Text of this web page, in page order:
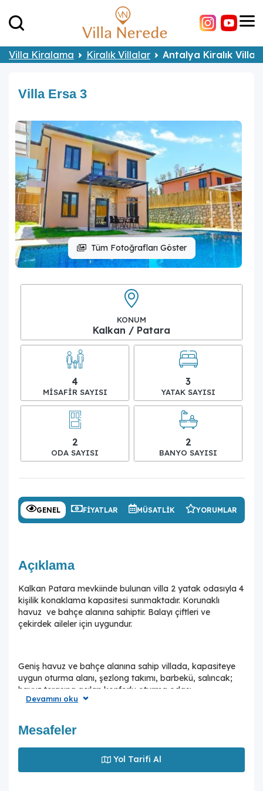
Villa Kiralama Kiralık Villalar Antalya Kiralık
Villa Ersa 3
Tüm Fotoğrafları Göster
KONUM
Kalkan / Patara
4
MISAFIR SAYISI
3
YATAK SAYISI
2
ODA SAYISI
2
BANYO SAYISI
GENEL FIYATLAR MÜSATLIK YORUMLAR
Açıklama
Kalkan Patara mevkiinde bulunan villa 2 yatak odasıyla 4
kişilik konaklama kapasitesi sunmaktadır. Korunaklı
havuz ve bahçe alanına sahiptir. Balayı çiftleri ve
çekirdek aileler için uygundur.
Geniş havuz ve bahçe alanına sahip villada, kapasiteye
uygun oturma alanı, şezlong takımı, barbekü, salıncak;
havuz terasına açılan konforlu oturma odası,
ihtiyaçlarınızı karşılayacak donanıma sahip mutfağı,
odasında çift kişilik yatak, ebeveyn banyosu ve jakuzi;
ikinci yatak odasındaysa iki tek kişilik yatak
bulunmaktadır.Çocuklarınızın rahatlıkla girebilmeleri için
havuz kenarında keyifli zaman geçirebilir.
Devamını oku
Mesafeler
Yol Tarifi Al